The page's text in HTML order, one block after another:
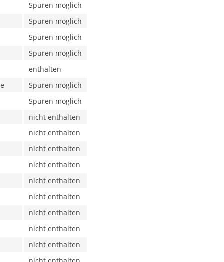
Spuren möglich
Spuren möglich
Spuren möglich
Spuren möglich
enthalten
Spuren möglich
Spuren möglich
nicht enthalten
nicht enthalten
nicht enthalten
nicht enthalten
nicht enthalten
nicht enthalten
nicht enthalten
nicht enthalten
nicht enthalten